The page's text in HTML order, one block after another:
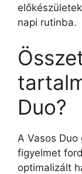
napi rutinba.
Duo?
A Vasos
figyelmet
optimalizált